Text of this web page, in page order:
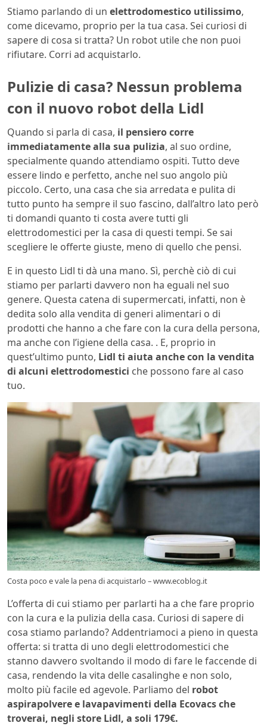
Stiamo parlando di un elettrodomestico utilissimo,
come dicevamo, proprio per la tua casa. Sei curiosi di
sapere di cosa si tratta? Un robot utile che non puoi
rifiutare. Corri ad acquistarlo.
Pulizie di casa? Nessun problema
con il nuovo robot della Lidl
Quando si parla di casa, il pensiero corre
immediatamente alla sua pulizia, al suo ordine,
specialmente quando attendiamo ospiti. Tutto deve
essere lindo e perfetto, anche nel suo angolo più
piccolo. Certo, una casa che sia arredata e pulita di
tutto punto ha sempre il suo fascino, dall’altro lato però
ti domandi quanto ti costa avere tutti gli
elettrodomestici per la casa di questi tempi. Se sai
scegliere le offerte giuste, meno di quello che pensi.
E in questo Lidl ti dà una mano. Sì, perchè ciò di cui
stiamo per parlarti davvero non ha eguali nel suo
genere. Questa catena di supermercati, infatti, non è
dedita solo alla vendita di generi alimentari o di
prodotti che hanno a che fare con la cura della persona,
ma anche con l’igiene della casa. . E, proprio in
quest’ultimo punto, Lidl ti aiuta anche con la vendita
di alcuni elettrodomestici che possono fare al caso
tuo.
Costa poco e vale la pena di acquistarlo – www.ecoblog.it
L’offerta di cui stiamo per parlarti ha a che fare proprio
con la cura e la pulizia della casa. Curiosi di sapere di
cosa stiamo parlando? Addentriamoci a pieno in questa
offerta: si tratta di uno degli elettrodomestici che
stanno davvero svoltando il modo di fare le faccende di
casa, rendendo la vita delle casalinghe e non solo,
molto più facile ed agevole. Parliamo del robot
aspirapolvere e lavapavimenti della Ecovacs che
troverai, negli store Lidl, a soli 179€.